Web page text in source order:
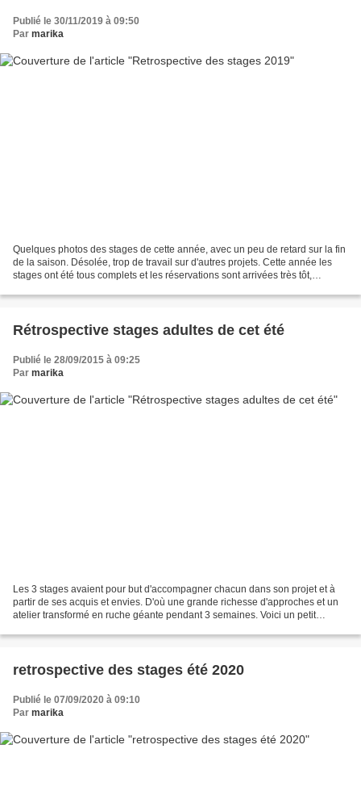
Publié le 30/11/2019 à 09:50
Par marika
Quelques photos des stages de cette année, avec un peu de retard sur la fin
de la saison. Désolée, trop de travail sur d'autres projets. Cette année les
stages ont été tous complets et les réservations sont arrivées très tôt,
Rétrospective stages adultes de cet été
Publié le 28/09/2015 à 09:25
Par marika
Les 3 stages avaient pour but d'accompagner chacun dans son projet et à
partir de ses acquis et envies. D'où une grande richesse d'approches et un
atelier transformé en ruche géante pendant 3 semaines. Voici un petit
retrospective des stages été 2020
Publié le 07/09/2020 à 09:10
Par marika